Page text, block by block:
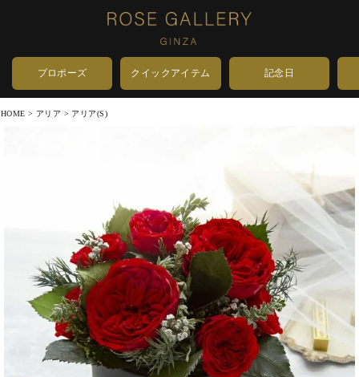
プロポーズ クイックアイテム 記念日
HOME アリア アリア(S)